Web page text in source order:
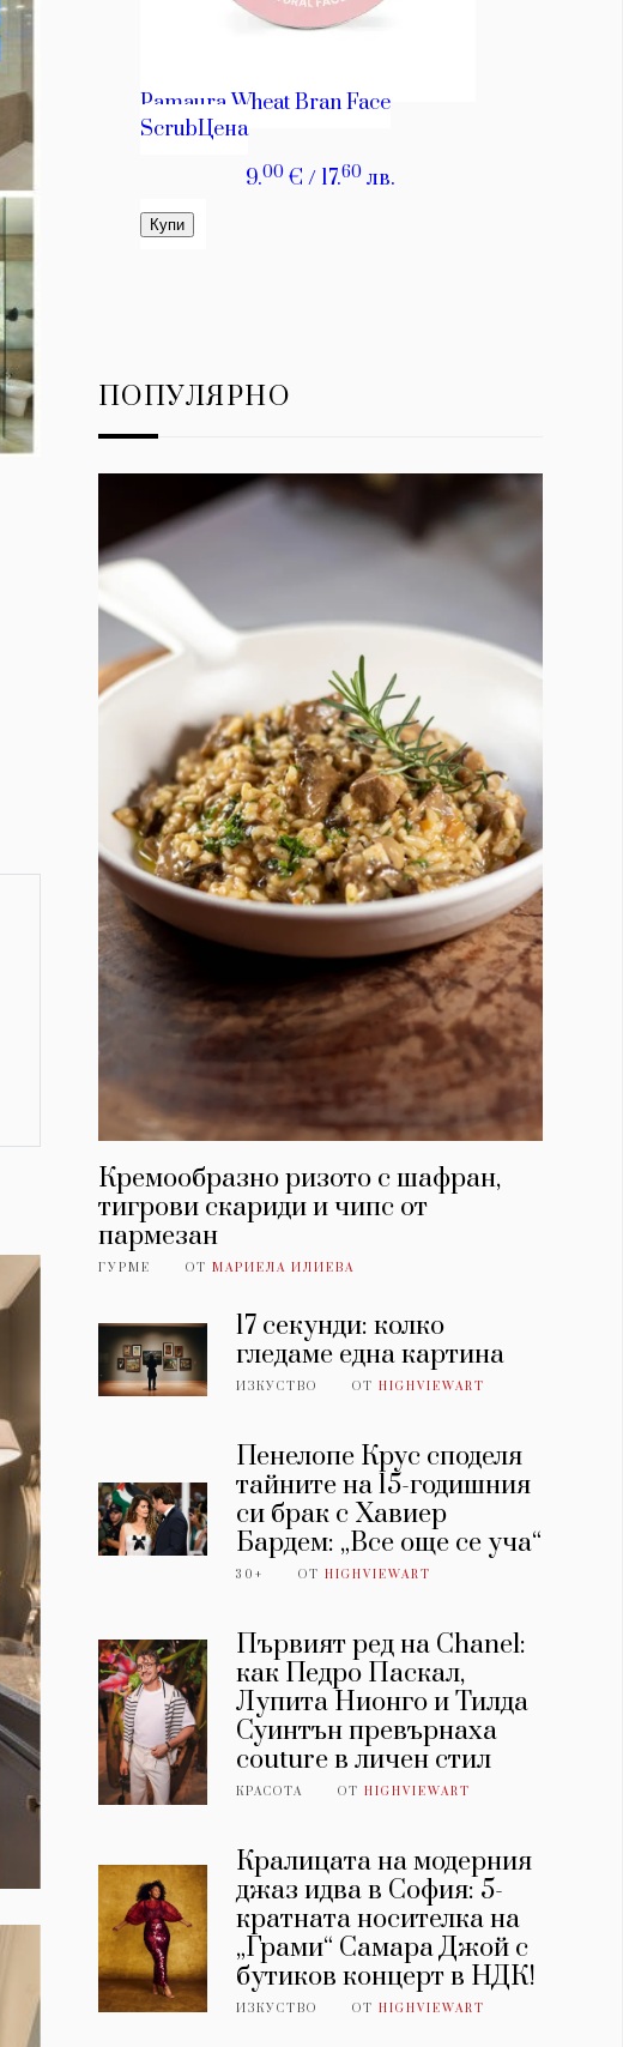
ПОПУЛЯРНО
Кремообразно ризото с шафран,
тигрови скариди и чипс от
пармезан
ГУРМЕ ОТ МАРИЕЛА ИЛИЕВА
17 секунди: колко
гледаме една картина
ИЗКУСТВО ОТHIGHVIEWART
Пенелопе Крус споделя
тайните на 15-годишния
си брак с Хавиер
Бардем: „Все още се уча“
30+ ОТHIGHVIEWART
Първият ред на Chanel:
как Педро Паскал,
Лупита Нионго и Тилда
Суинтън превърнаха
couture в личен стил
КРАСОТА ОТHIGHVIEWART
Кралицата на модерния
джаз идва в София: 5-
кратната носителка на
„Грами“ Самара Джой с
бутиков концерт в НДК!
ИЗКУСТВО ОТHIGHVIEWART